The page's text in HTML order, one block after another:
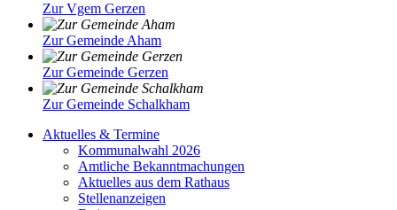
Zur Vgem Gerzen
Zur Gemeinde Aham
Zur Gemeinde Gerzen
Zur Gemeinde Schalkham
Aktuelles & Termine
Kommunalwahl 2026
Amtliche Bekanntmachungen
Aktuelles aus dem Rathaus
Stellenanzeigen